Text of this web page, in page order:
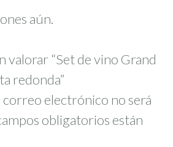
aún.
valorar “Set de vino Grand
redonda”
electrónico no será
obligatorios están